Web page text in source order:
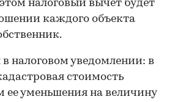
налоговый вычет будет
каждого объекта
налоговом уведомлении: в
стоимость
ее уменьшения на величину